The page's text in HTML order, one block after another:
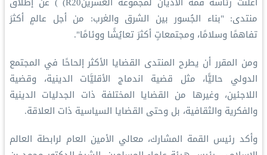
منتدى: "بناء الجُسور بين الشرق والغرب: من أجل عالمٍ أكثرَ
تفاهمًا وسلامًا، ومجتمعاتٍ أكثرَ تعايُشًا ووئامًا".
ومن المقرر أن يطرح المنتدى القضايا الأكثر إلحاحًا في المجتمع
الدولي حاليًّا، مثل قضية اندماج الأقليَّات الدينية، وقضية
اللاجئين، وغيرها من القضايا المختلفة ذات الجدليات الدينية
والفكرية والثقافية، بل وحتى القضايا السياسية ذات العلاقة.
وأكد رئيس القمة المشارك، معالي الأمين العام لرابطة العالم